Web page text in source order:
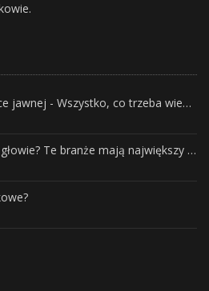
Sprzedaż udziałów w spółce jawnej - Wszystko, co trzeba wiedzieć.
Własna firma chodzi Ci po głowie? Te branże mają największy potencjał rozwoju